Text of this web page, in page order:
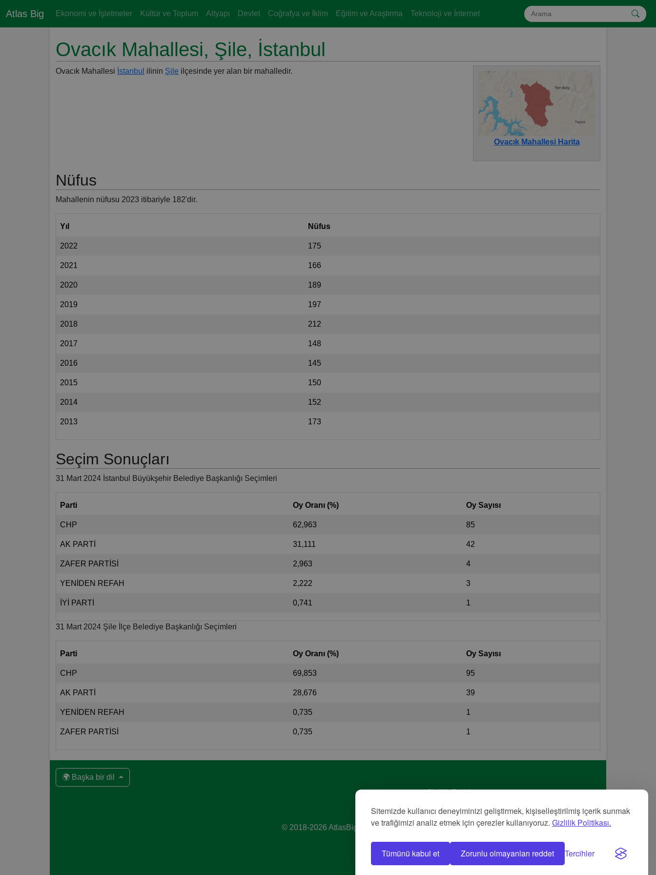
Sitemizde kullanıcı deneyiminizi geliştirmek, kişiselleştirilmiş içerik sunmak
ve trafiğimizi analiz etmek için çerezler kullanıyoruz. Gizlilik Politikası.
Tümünü kabul et Zorunlu olmayanları reddet Tercihler
Atlas Big Ekonomi ve İşletmeler Kültür ve Toplum Altyapı Devlet Coğrafya ve İklim Eğitim ve Araştırma Teknoloji ve İnternet
Ovacık Mahallesi, Şile, İstanbul
Ovacık Mahallesi İstanbul ilinin Şile ilçesinde yer alan bir mahalledir.
Ovacık Mahallesi Harita
Nüfus
Mahallenin nüfusu 2023 itibariyle 182'dir.
Yıl Nüfus
2022 175
2021 166
2020 189
2019 197
2018 212
2017 148
2016 145
2015 150
2014 152
2013 173
Seçim Sonuçları
31 Mart 2024 İstanbul Büyükşehir Belediye Başkanlığı Seçimleri
Parti Oy Oranı (%) Oy Sayısı
CHP 62,963 85
AK PARTİ 31,111 42
ZAFER PARTİSİ 2,963 4
YENİDEN REFAH 2,222 3
İYİ PARTİ 0,741 1
31 Mart 2024 Şile İlçe Belediye Başkanlığı Seçimleri
Parti Oy Oranı (%) Oy Sayısı
CHP 69,853 95
AK PARTİ 28,676 39
YENİDEN REFAH 0,735 1
ZAFER PARTİSİ 0,735 1
🌍 Başka bir dil
Gizlilik Politikası
Künye
© 2018-2026 AtlasBig.com